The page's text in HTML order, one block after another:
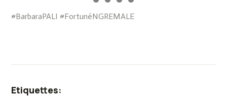
#BarbaraPALI #FortunéNGREMALE
Etiquettes: